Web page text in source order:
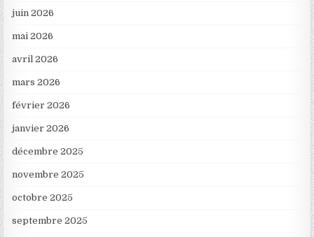
juin 2026
mai 2026
avril 2026
mars 2026
février 2026
janvier 2026
décembre 2025
novembre 2025
octobre 2025
septembre 2025